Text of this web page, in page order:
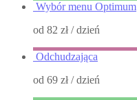
Wybór menu Optimum
od 82 zł/ dzień
Odchudzająca
od 69 zł/ dzień